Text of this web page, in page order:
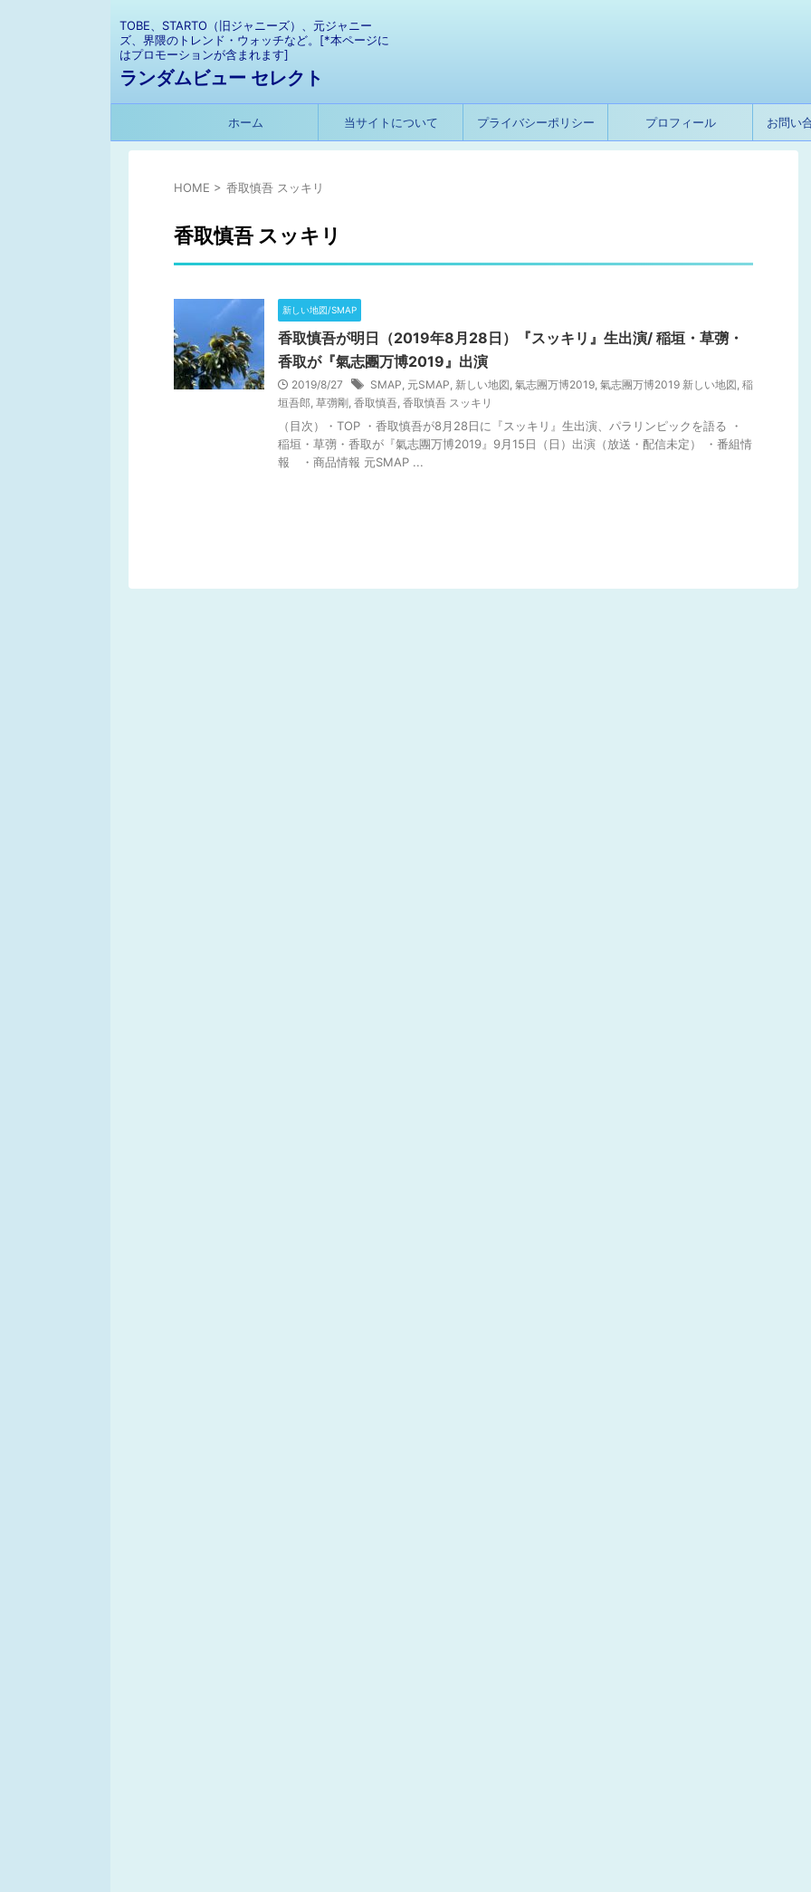
TOBE、STARTO（旧ジャニーズ）、元ジャニー
ズ、界隈のトレンド・ウォッチなど。[*本ページに
はプロモーションが含まれます]
ランダムビュー セレクト
ホーム 当サイトについて プライバシーポリシー プロフィール お問い
HOME > 香取慎吾 スッキリ
香取慎吾 スッキリ
新しい地図/SMAP
香取慎吾が明日（2019年8月28日）『スッキリ』生出演/ 稲垣・草彅・
香取が『氣志團万博2019』出演
2019/8/27 SMAP, 元SMAP, 新しい地図, 氣志團万博2019, 氣志團万博2019 新しい地図, 稲
垣吾郎, 草彅剛, 香取慎吾, 香取慎吾 スッキリ
（目次）・TOP ・香取慎吾が8月28日に『スッキリ』生出演、パラリンピックを語る ・
稲垣・草彅・香取が『氣志團万博2019』9月15日（日）出演（放送・配信未定） ・番組情
報 ・商品情報 元SMAP ...